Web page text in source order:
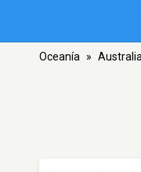
Oceanía » Australia